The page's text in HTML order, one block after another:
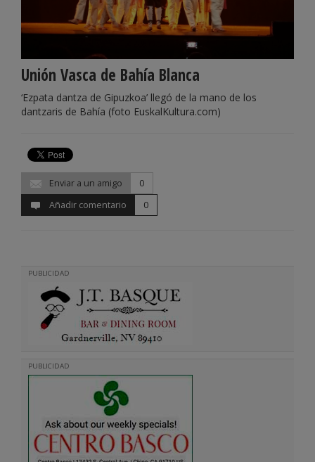
Unión Vasca de Bahía Blanca
‘Ezpata dantza de Gipuzkoa’ llegó de la mano de los
dantzaris de Bahía (foto EuskalKultura.com)
Enviar a un amigo
0
Añadir comentario
0
PUBLICIDAD
PUBLICIDAD